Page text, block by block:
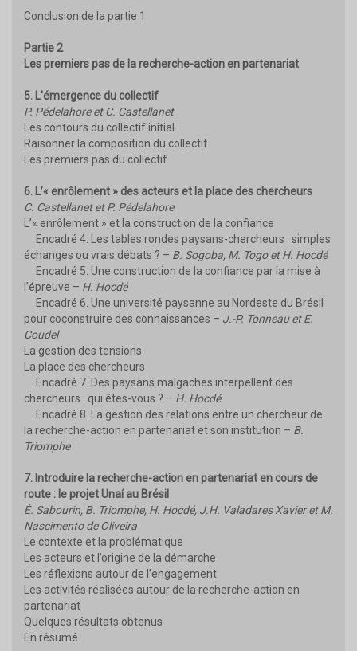
Conclusion de la partie 1
Partie 2
Les premiers pas de la recherche-action en partenariat
5. L'émergence du collectif
P. Pédelahore et C. Castellanet
Les contours du collectif initial
Raisonner la composition du collectif
Les premiers pas du collectif
6. L’« enrôlement » des acteurs et la place des chercheurs
C. Castellanet et P. Pédelahore
L’« enrôlement » et la construction de la confiance
Encadré 4. Les tables rondes paysans-chercheurs : simples
échanges ou vrais débats ? – B. Sogoba, M. Togo et H. Hocdé
Encadré 5. Une construction de la confiance par la mise à
l’épreuve – H. Hocdé
Encadré 6. Une université paysanne au Nordeste du Brésil
pour coconstruire des connaissances – J.-P. Tonneau et E.
Coudel
La gestion des tensions
La place des chercheurs
Encadré 7. Des paysans malgaches interpellent des
chercheurs : qui êtes-vous ? – H. Hocdé
Encadré 8. La gestion des relations entre un chercheur de
la recherche-action en partenariat et son institution – B.
Triomphe
7. Introduire la recherche-action en partenariat en cours de
route : le projet Unaí au Brésil
É. Sabourin, B. Triomphe, H. Hocdé, J.H. Valadares Xavier et M.
Nascimento de Oliveira
Le contexte et la problématique
Les acteurs et l’origine de la démarche
Les réflexions autour de l’engagement
Les activités réalisées autour de la recherche-action en
partenariat
Quelques résultats obtenus
En résumé